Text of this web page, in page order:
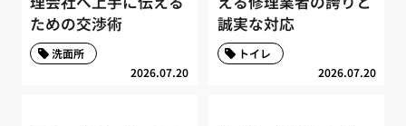
ための交渉術
2026.07.20
洗面所
誠実な対応
2026.07.20
トイレ